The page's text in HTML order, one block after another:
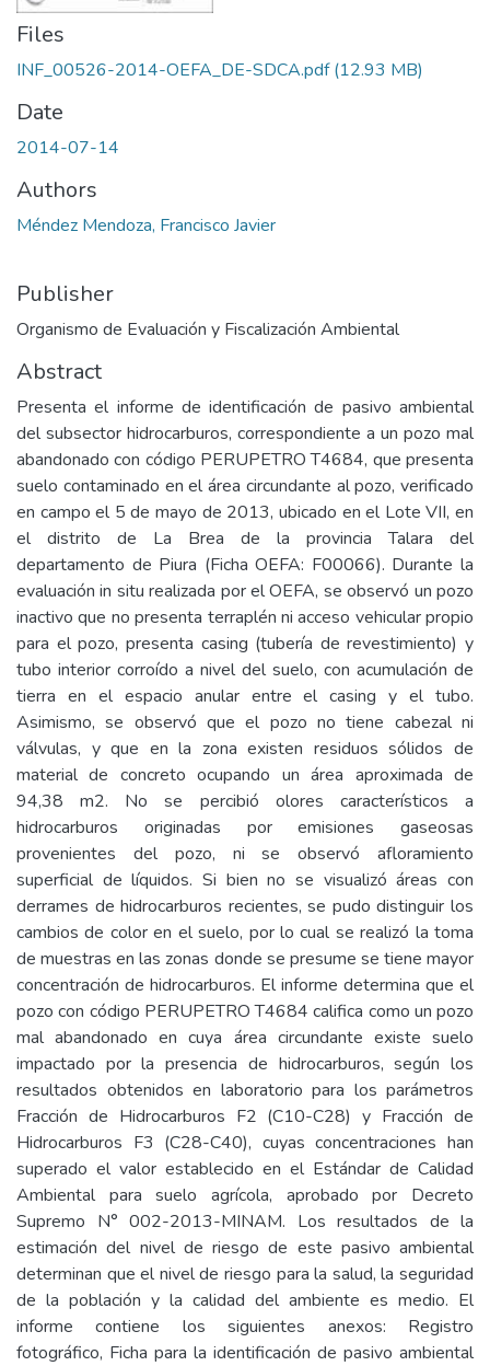
Files
INF_00526-2014-OEFA_DE-SDCA.pdf(12.93 MB)
Date
2014-07-14
Authors
Méndez Mendoza, Francisco Javier
Publisher
Organismo de Evaluación y Fiscalización Ambiental
Abstract
Presenta el informe de identificación de pasivo ambiental
del subsector hidrocarburos, correspondiente a un pozo mal
abandonado con código PERUPETRO T4684, que presenta
suelo contaminado en el área circundante al pozo, verificado
en campo el 5 de mayo de 2013, ubicado en el Lote VII, en
el distrito de La Brea de la provincia Talara del
departamento de Piura (Ficha OEFA: F00066). Durante la
evaluación in situ realizada por el OEFA, se observó un pozo
inactivo que no presenta terraplén ni acceso vehicular propio
para el pozo, presenta casing (tubería de revestimiento) y
tubo interior corroído a nivel del suelo, con acumulación de
tierra en el espacio anular entre el casing y el tubo.
Asimismo, se observó que el pozo no tiene cabezal ni
válvulas, y que en la zona existen residuos sólidos de
material de concreto ocupando un área aproximada de
94,38 m2. No se percibió olores característicos a
hidrocarburos originadas por emisiones gaseosas
provenientes del pozo, ni se observó afloramiento
superficial de líquidos. Si bien no se visualizó áreas con
derrames de hidrocarburos recientes, se pudo distinguir los
cambios de color en el suelo, por lo cual se realizó la toma
de muestras en las zonas donde se presume se tiene mayor
concentración de hidrocarburos. El informe determina que el
pozo con código PERUPETRO T4684 califica como un pozo
mal abandonado en cuya área circundante existe suelo
impactado por la presencia de hidrocarburos, según los
resultados obtenidos en laboratorio para los parámetros
Fracción de Hidrocarburos F2 (C10-C28) y Fracción de
Hidrocarburos F3 (C28-C40), cuyas concentraciones han
superado el valor establecido en el Estándar de Calidad
Ambiental para suelo agrícola, aprobado por Decreto
Supremo N° 002-2013-MINAM. Los resultados de la
estimación del nivel de riesgo de este pasivo ambiental
determinan que el nivel de riesgo para la salud, la seguridad
de la población y la calidad del ambiente es medio. El
informe contiene los siguientes anexos: Registro
fotográfico, Ficha para la identificación de pasivo ambiental